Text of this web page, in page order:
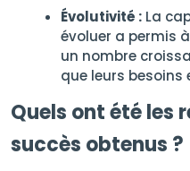
Évolutivité : La
évoluer a permis
un nombre
que leurs
Quels ont été les
succès obtenus ?